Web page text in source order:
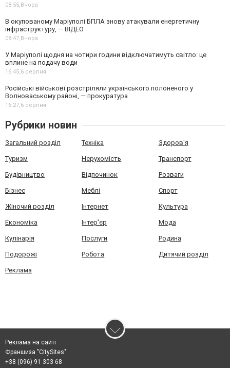
08:55,Вчора
В окупованому Маріуполі БПЛА знову атакували енергетичну
інфраструктуру, — ВІДЕО
08:47,Вчора
У Маріуполі щодня на чотири години відключатимуть світло: це
вплине на подачу води
16:45,6 серпня
Російські військові розстріляли українського полоненого у
Волноваському районі, — прокуратура
16:27,6 серпня
Рубрики новин
Загальний розділ Техніка Здоров'я
Туризм Нерухомість Транспорт
Будівництво Відпочинок Розваги
Бізнес Меблі Спорт
Жіночий розділ Інтернет Культура
Економіка Інтер'єр Мода
Кулінарія Послуги Родина
Подорожі Робота Дитячий розділ
Реклама
Реклама на сайті
Франшиза "CitySites"
+38 (096) 91 303 68